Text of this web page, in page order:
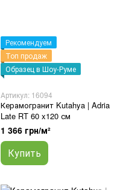
Рекомендуем
Топ продаж
Образец в Шоу-Руме
Артикул: 16094
Керамогранит Kutahya | Adria
Late RT 60 x120 см
1 366 грн/м²
Купить